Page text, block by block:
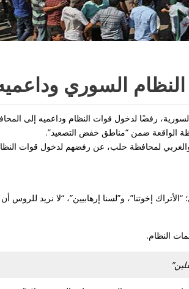
السوري
رفضًا لدخول قوات النظام وداعميه إلى
والغربي لمحافظة حلب، عن رفضهم لدخول قوات
إخوتنا”، و”لسنا إرهابيين”، “لا نريد للروس أن
النظام.